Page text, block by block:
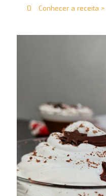
0 Conhecer a receita >